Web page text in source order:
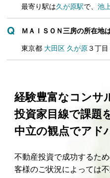
最寄り駅は久が原駅で、 池
ＭＡＩＳＯＮ三房の所在地
東京都 大田区 久が原３丁
経験豊富なコンサ
投資家目線で課題
中立の観点でアド
不動産投資で成功するた
客様のご状況によっては